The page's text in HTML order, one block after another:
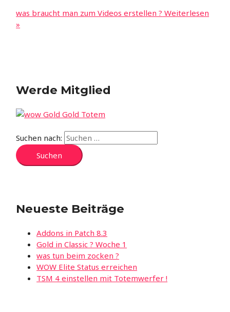
was braucht man zum Videos erstellen ? Weiterlesen
»
Werde Mitglied
Suchen nach:
Neueste Beiträge
Addons in Patch 8.3
Gold in Classic ? Woche 1
was tun beim zocken ?
WOW Elite Status erreichen
TSM 4 einstellen mit Totemwerfer !